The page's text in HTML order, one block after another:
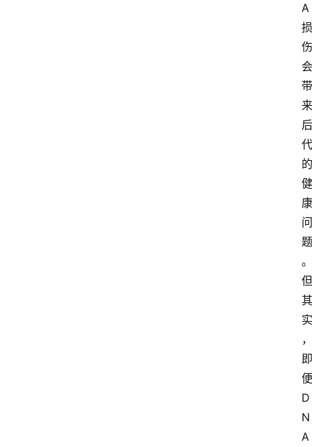
A
损
伤
会
带
来
后
代
的
健
康
问
题
。
但
其
实
，
即
便
D
N
A